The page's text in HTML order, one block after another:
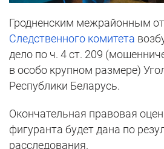
Гродненским межрайонным
Следственного комитета
дело по ч. 4 ст. 209
в особо крупном размере)
Республики Беларусь.
Окончательная правовая
фигуранта будет дана по
расследования.